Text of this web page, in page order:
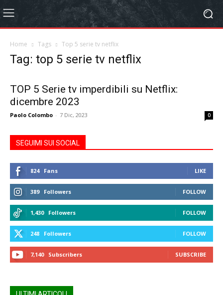
Home Tags Top 5 serie tv netflix
Tag: top 5 serie tv netflix
TOP 5 Serie tv imperdibili su Netflix:
dicembre 2023
Paolo Colombo - 7 Dic, 2023 0
SEGUIMI SUI SOCIAL
824 Fans LIKE
389 Followers FOLLOW
1,430 Followers FOLLOW
248 Followers FOLLOW
7,140 Subscribers SUBSCRIBE